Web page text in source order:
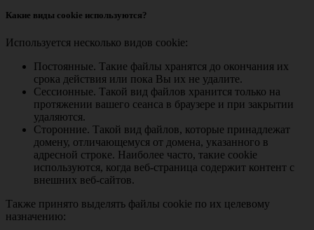
Какие виды cookie используются?
Используется несколько видов cookie:
Постоянные. Такие файлы хранятся до окончания их
срока действия или пока Вы их не удалите.
Сессионные. Такой вид файлов хранится только на
протяжении вашего сеанса в браузере и при закрытии
удаляются.
Сторонние. Такой вид файлов, которые принадлежат
домену, отличающемуся от домена, указанного в
адресной строке. Наиболее часто, такие cookie
используются, когда веб-страница содержит контент с
внешних веб-сайтов.
Также принято выделять файлы cookie по их целевому
назначению: